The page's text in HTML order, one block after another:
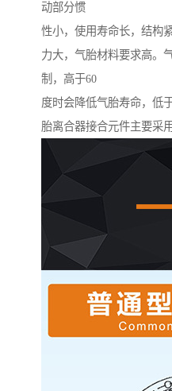
动部分惯
性小，使用寿命长，结构
力大，气胎材料要求高。
制，高于60
度时会降低气胎寿命，低
胎离合器接合元件主要采